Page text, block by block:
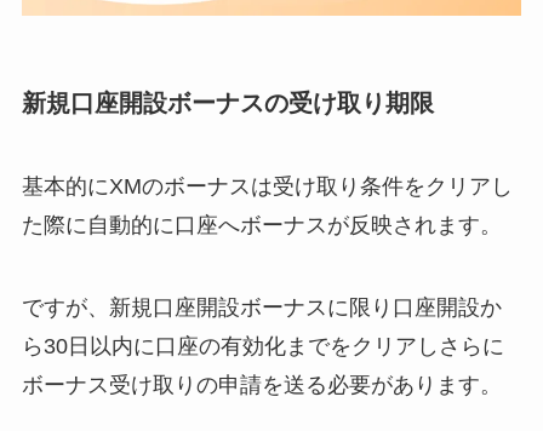
新規口座開設ボーナスの受け取り期限
基本的にXMのボーナスは受け取り条件をクリアし
た際に自動的に口座へボーナスが反映されます。
ですが、新規口座開設ボーナスに限り口座開設か
ら30日以内に口座の有効化までをクリアしさらに
ボーナス受け取りの申請を送る必要があります。